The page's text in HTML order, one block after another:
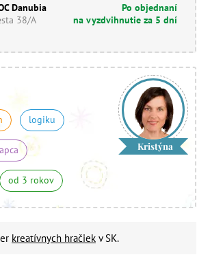
Danubia
38/A
Po objednaní
na vyzdvihnutie za 5 dní
logiku
od 3 rokov
Kristýna
kreatívnych hračiek v SK.